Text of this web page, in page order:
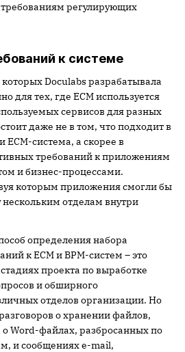
требованиям регулирующих
к системе
Doculabs разрабатывала
для тех, где ECM используется
сервисов для разных
даже не в том, что подходит в
ECM-система, а скорее в
требований к приложениям
и бизнес-процессами.
которым приложения смогли бы
нескольким отделам внутри
определения набора
к ECM и BPM-систем – это
проекта по выработке
и обширного
отделов организации. Но
о хранении файлов,
Word-файлах, разбросанных по
и сообщениях e-mail,